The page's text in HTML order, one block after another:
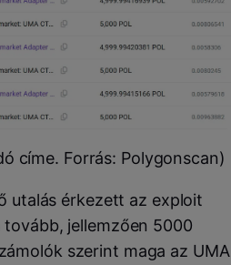
címe. Forrás: Polygonscan)
utalás érkezett az exploit
jellemzően 5000
szerint maga az UMA